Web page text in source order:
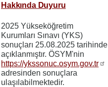
Hakkında Duyuru
2025 Yükseköğretim
Kurumları Sınavı (YKS)
sonuçları 25.08.2025 tarihinde
açıklanmıştır. ÖSYM'nin
https://ykssonuc.osym.gov.tr
adresinden sonuçlara
ulaşılabilmektedir.